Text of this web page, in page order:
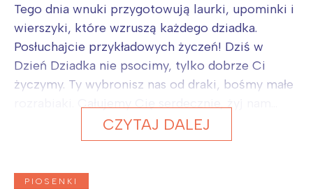
Tego dnia wnuki przygotowują laurki, upominki i
wierszyki, które wzruszą każdego dziadka.
Posłuchajcie przykładowych życzeń! Dziś w
Dzień Dziadka nie psocimy, tylko dobrze Ci
życzymy. Ty wybronisz nas od draki, bośmy małe
CZYTAJ DALEJ
PIOSENKI